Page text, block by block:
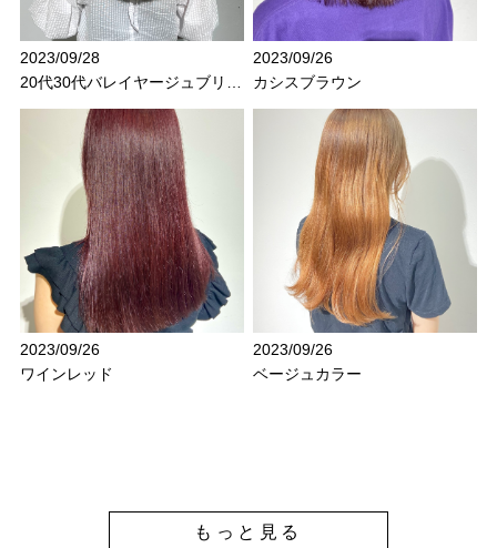
2023/09/28
2023/09/26
カシスブラウン
2023/09/26
ワインレッド
2023/09/26
ベージュカラー
もっと見る